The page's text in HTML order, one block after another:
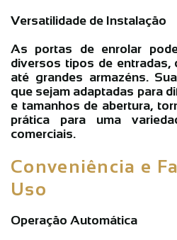
Versatilidade de Instalação
As portas de enrolar
diversos tipos de entradas,
até grandes armazéns.
que sejam adaptadas para
e tamanhos de abertura,
prática para uma
comerciais.
Conveniência e
Uso
Operação Automática